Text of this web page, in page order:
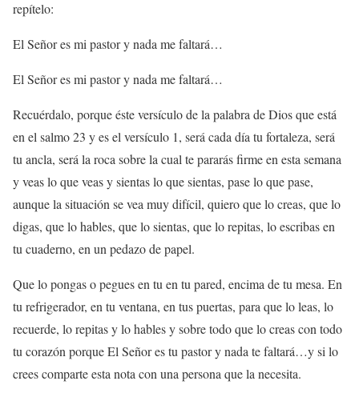
repítelo:
El Señor es mi pastor y nada me faltará…
El Señor es mi pastor y nada me faltará…
Recuérdalo, porque éste versículo de la palabra de Dios que está
en el salmo 23 y es el versículo 1, será cada día tu fortaleza, será
tu ancla, será la roca sobre la cual te pararás firme en esta semana
y veas lo que veas y sientas lo que sientas, pase lo que pase,
aunque la situación se vea muy difícil, quiero que lo creas, que lo
digas, que lo hables, que lo sientas, que lo repitas, lo escribas en
tu cuaderno, en un pedazo de papel.
Que lo pongas o pegues en tu en tu pared, encima de tu mesa. En
tu refrigerador, en tu ventana, en tus puertas, para que lo leas, lo
recuerde, lo repitas y lo hables y sobre todo que lo creas con todo
tu corazón porque El Señor es tu pastor y nada te faltará…y si lo
crees comparte esta nota con una persona que la necesita.